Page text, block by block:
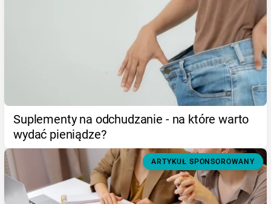
Suplementy na odchudzanie - na które warto
wydać pieniądze?
ARTYKUŁ SPONSOROWANY